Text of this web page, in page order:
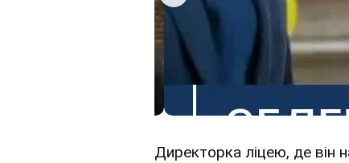
Директорка ліцею, де він